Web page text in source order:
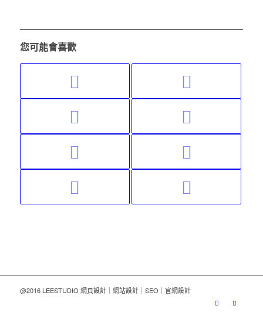
您可能會喜歡
@2016 LEESTUDIO 網頁設計｜網站設計｜SEO｜官網設計